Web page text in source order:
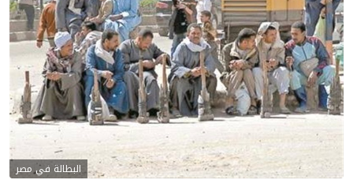
البطالة في مصر